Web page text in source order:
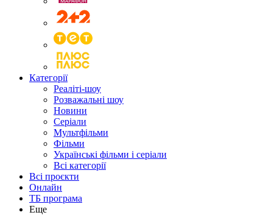
Категорії
Реаліті-шоу
Розважальні шоу
Новини
Серіали
Мультфільми
Фільми
Українські фільми і серіали
Всі категорії
Всі проєкти
Онлайн
ТБ програма
Еще